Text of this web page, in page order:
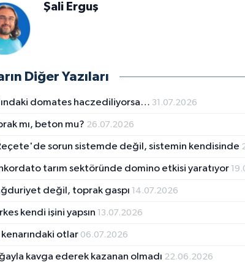
Şali Erguş
Diğer Yazıları
domates haczediliyorsa… 31.07.2026
mı, beton mu? 26.07.2026
sorun sistemde değil, sistemin kendisinde
tarım sektöründe domino etkisi yaratıyor
değil, toprak gaspı 14.07.2026
kendi işini yapsın 13.07.2026
kenarındaki otlar 06.07.2026
kavga ederek kazanan olmadı 22.06.2026